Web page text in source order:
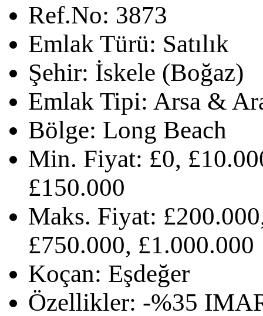
Ref.No: 3873
Emlak Türü: Satılık
Şehir: İskele (Boğaz)
Emlak Tipi: Arsa &
Bölge: Long Beach
Min. Fiyat: £0,
£150.000
Maks. Fiyat:
£750.000, £1.000.000
Koçan: Eşdeğer
Özellikler: -%35